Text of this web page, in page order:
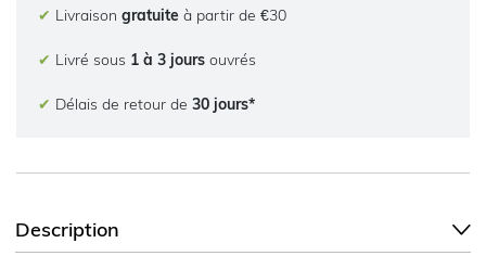
✔ Livraison gratuite à partir de €30
✔ Livré sous 1 à 3 jours ouvrés
✔ Délais de retour de 30 jours*
Description